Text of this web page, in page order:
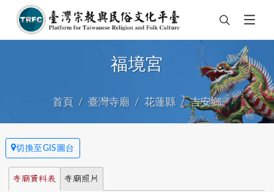
福境宮
首頁 臺灣寺廟 花蓮縣 吉安鄉
切換至GIS圖台
寺廟資料表 寺廟照片